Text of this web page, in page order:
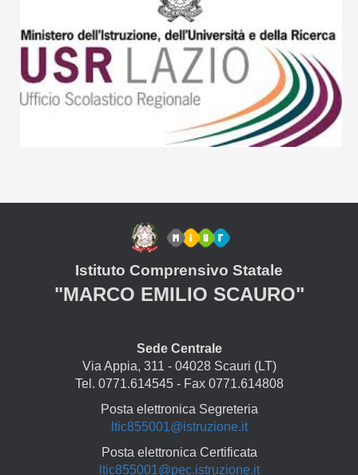
Istituto Comprensivo Statale
"MARCO EMILIO SCAURO"
Sede Centrale
Via Appia, 311 - 04028 Scauri (LT)
Tel. 0771.614545 - Fax 0771.614808
Posta elettronica Segreteria
ltic855001@istruzione.it
Posta elettronica Certificata
ltic855001@pec.istruzione.it